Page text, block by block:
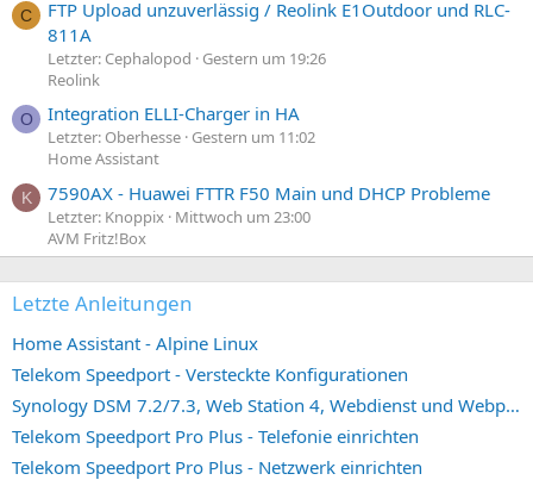
C
FTP Upload unzuverlässig / Reolink E1Outdoor und RLC-
811A
Letzter: Cephalopod
Gestern um 19:26
Reolink
O Integration ELLI-Charger in HA
Letzter: Oberhesse Gestern um 11:02
Home Assistant
K 7590AX - Huawei FTTR F50 Main und DHCP Probleme
Letzter: Knoppix
Mittwoch um 23:00
AVM Fritz!Box
Letzte Anleitungen
Home Assistant - Alpine Linux
Telekom Speedport - Versteckte Konfigurationen
Synology DSM 7.2/7.3, Web Station 4, Webdienst und Webportal erstellen (ehemals vHost)
Telekom Speedport Pro Plus - Telefonie einrichten
Telekom Speedport Pro Plus - Netzwerk einrichten